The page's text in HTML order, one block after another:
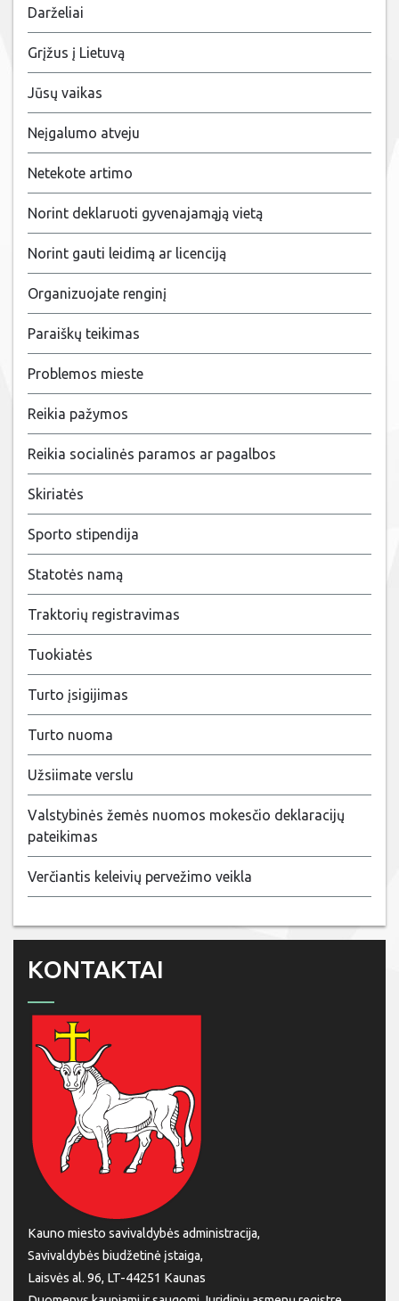
Darželiai
Grįžus į Lietuvą
Jūsų vaikas
Neįgalumo atveju
Netekote artimo
Norint deklaruoti gyvenajamąją vietą
Norint gauti leidimą ar licenciją
Organizuojate renginį
Paraiškų teikimas
Problemos mieste
Reikia pažymos
Reikia socialinės paramos ar pagalbos
Skiriatės
Sporto stipendija
Statotės namą
Traktorių registravimas
Tuokiatės
Turto įsigijimas
Turto nuoma
Užsiimate verslu
Valstybinės žemės nuomos mokesčio deklaracijų
pateikimas
Verčiantis keleivių pervežimo veikla
KONTAKTAI
Kauno miesto savivaldybės administracija,
Savivaldybės biudžetinė įstaiga,
Laisvės al. 96, LT-44251 Kaunas